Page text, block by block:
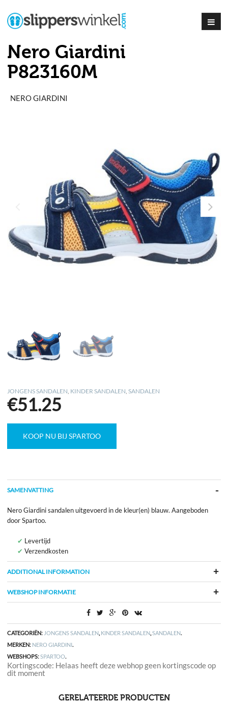
Nero Giardini
P823160M
NERO GIARDINI
JONGENS SANDALEN KINDER SANDALEN ,SANDALEN
€51.25
KOOP NU BIJ SPARTOO
SAMENVATTING
Nero Giardini sandalen uitgevoerd in de kleur(en) blauw. Aangeboden
door Spartoo.
Levertijd
Verzendkosten
ADDITIONAL INFORMATION
WEBSHOP INFORMATIE
CATEGORIËN: JONGENS SANDALEN, KINDER SANDALEN,SANDALEN.
MERKEN: NERO GIARDINI.
WEBSHOPS:SPARTOO.
Kortingscode: Helaas heeft deze webhop geen kortingscode op
dit moment
GERELATEERDE PRODUCTEN